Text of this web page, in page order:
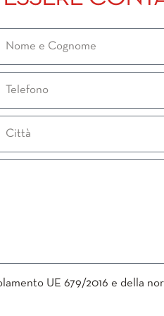
UE 679/2016 e della